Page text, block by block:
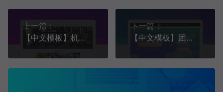
上一篇：
【中文模板】机械加工 蓝色款 响应式模板包含html+CSS+Js+字体文件全套
下一篇：
【中文模板】团建活动策划 深灰款 响应式模板包含html+CSS+Js+字体文件全套